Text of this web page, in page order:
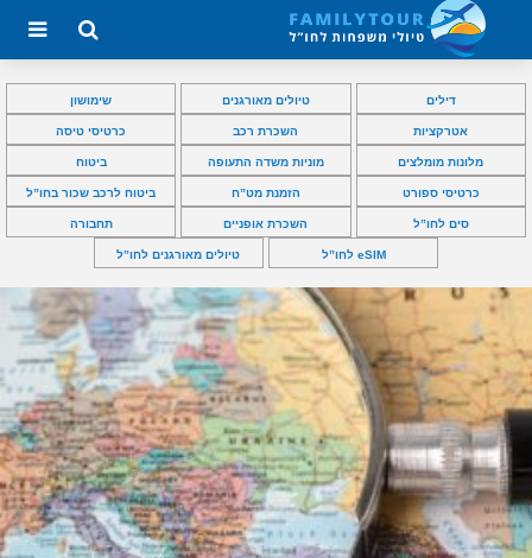
דילים טיולים מאורגנים שימושון
אטרקציות השכרת רכב כרטיסי טיסה
מלונות מומלצים מוניות משדה התעופה ביטוח
כרטיסי ספורט הזמנת מט”ח ביטוח לרכב שכור בחו”ל
סים לחו”ל השכרת אופניים תחבורה
eSIM לחו”ל טיולים מאורגנים לחו”ל